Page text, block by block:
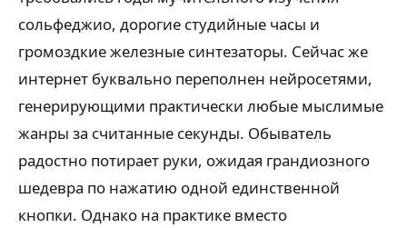
сольфеджио, дорогие студийные часы и
громоздкие железные синтезаторы. Сейчас же
интернет буквально переполнен нейросетями,
генерирующими практически любые мыслимые
жанры за считанные секунды. Обыватель
радостно потирает руки, ожидая грандиозного
шедевра по нажатию одной единственной
кнопки. Однако на практике вместо